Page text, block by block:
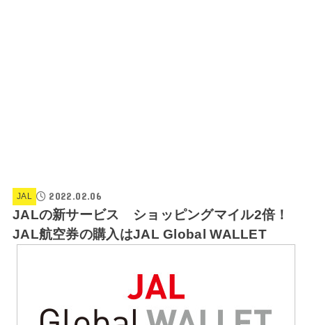
JAL 2022.02.06
JALの新サービス ショッピングマイル2倍！
JAL航空券の購入はJAL Global WALLET